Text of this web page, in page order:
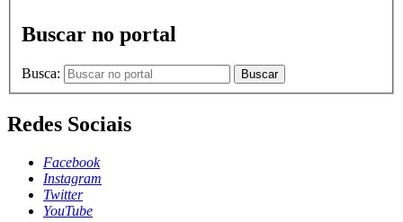
Buscar no portal
Busca: Buscar
Redes Sociais
Facebook
Instagram
Twitter
YouTube